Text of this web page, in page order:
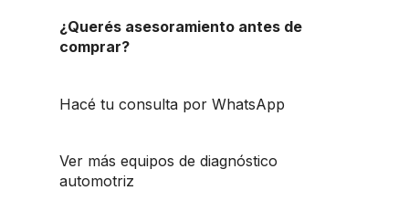
¿Querés asesoramiento antes de
comprar?
Hacé tu consulta por WhatsApp
Ver más equipos de diagnóstico
automotriz